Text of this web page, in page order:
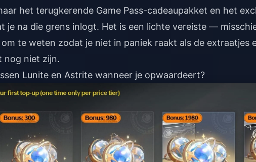
het terugkerende Game Pass-cadeaupakket en het
je na die grens inlogt. Het is een lichte vereiste —
te weten zodat je niet in paniek raakt als de extraatjes
nog niet zijn.
Lunite en Astrite wanneer je opwaardeert?